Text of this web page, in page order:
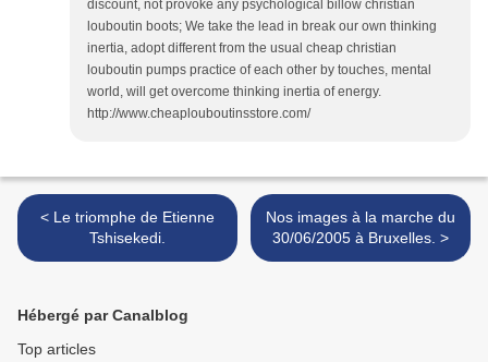
discount, not provoke any psychological billow christian
louboutin boots; We take the lead in break our own thinking
inertia, adopt different from the usual cheap christian
louboutin pumps practice of each other by touches, mental
world, will get overcome thinking inertia of energy.
http://www.cheaplouboutinsstore.com/
< Le triomphe de Etienne
Tshisekedi.
Nos images à la marche du
30/06/2005 à Bruxelles. >
Hébergé par Canalblog
Top articles